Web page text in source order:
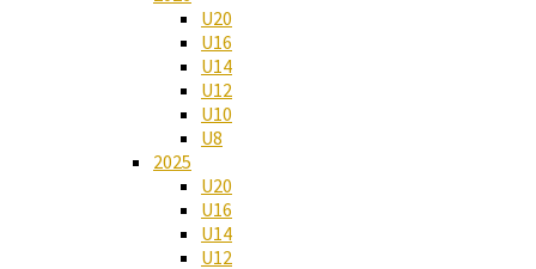
U20
U16
U14
U12
U10
U8
2025
U20
U16
U14
U12